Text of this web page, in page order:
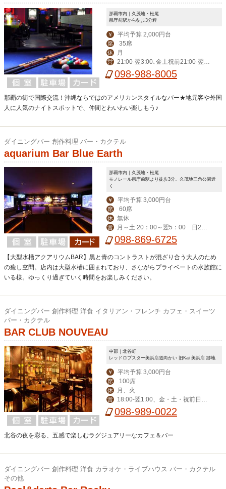
那覇市内｜久茂地・松尾
県庁前駅から徒歩3分程
￥ 平均予算 2,000円台
席 35席
休 月
営
21:00-翌3:00､金土祝前21:00-翌5:
00 098-988-8005
那覇の街で国際交流！沖縄ならではのアメリカンスタイルなバー★地元客や外国
人に人気のナイトスポットで、仲間とわいわい楽しもう♪
ダイニングバー 創作料理 バー・カクテル
aquarium Bar Blue Earth
那覇市内｜久茂地・松尾
モノレール県庁前駅より徒歩3分。久茂地三角公園近
く
￥ 平均予算 3,000円台
席 60席
休 無休
営
月～土 20：00～翌5：00 日2
0：00～翌3：00
098-869-6725
【大型水槽アクアリウムBAR】黒と青のコントラストが混ざり合う大人のため
の癒し空間。店内は大型水槽に囲まれており、さながらプライベートの水族館に
いる様。ゆっくり過ぎていく時間をお楽しみください。
ダイニングバー 創作料理 洋食 イタリアン・フレンチ カフェ・スイーツ
バー・カクテル
BAR CLUB NOUVEAU
中部｜北谷町
レッドロブスター美浜店道向かい 旧Kai 美浜店 跡地
￥ 平均予算 3,000円台
席 100席
休 月、火
営
18:00-翌1:00、金・土・祝前日17:
00-翌1:00
098-989-0022
北谷の夜を彩る、五感で楽しむラグジュアリーなカフェ＆バー
ダイニングバー 創作料理 洋食 カラオケ・ライブハウス バー・カクテル
その他